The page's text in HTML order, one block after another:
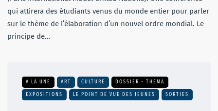
qui attirera des étudiants venus du monde entier pour parler
sur le thème de l’élaboration d’un nouvel ordre mondial. Le
principe de…
A LA UNE ART CULTURE DOSSIER - THEMA
EXPOSITIONS LE POINT DE VUE DES JEUNES SORTIES